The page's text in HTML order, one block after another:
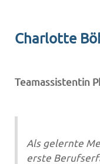
Charlotte
Teamassistentin
Als gelernte
erste